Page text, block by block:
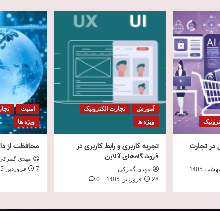
در تجارت
آموزش
تجارت الکترونیک
ویژه ها
تجربه کاربری و رابط کاربری در
فروشگاه‌های آنلاین
مهدی گمرکی
28 فروردین 1405
0
امنیت
ویژه ها
محافظت از
مهدی
7 فروردین 1405